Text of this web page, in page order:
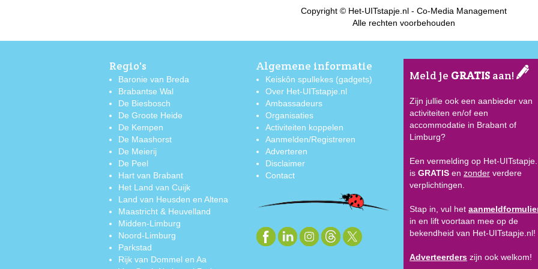
Copyright © Het-UITstapje.nl - Co-Media Management
Alle rechten voorbehouden
Regio's
Baronie van Breda
Brabantse Wal
De Biesbosch
De Groote Heide
De Kempen
De Maashorst
De Meierij
De Peel
Hart van Brabant
Het Land van Cuijk
Land van Heusden en Altena
Maastricht & Heuvelland
Midden-Limburg
Noord-Limburg
Parkstad
Rijk van Dommel en Aa
Algemene informatie
Keiskôn spullekes (gadgets)
Over Het-UITstapje.nl
Ambassadeurs
Organisaties
Activiteiten koppelen
Aanmelden/Registreren
Adverteren
Disclaimer
Contact
Meld je GRATIS aan!
Zijn jullie ook een aanbieder van
activiteiten en/of een
accommodatie in Brabant of
Limburg?
Een vermelding op Het-
is GRATIS en zonder verdere
verplichtingen.
Stap in, vul het
in en lift voortaan mee op de
bekendheid van Het-UITstapje.nl!
Adverteerders zijn ook welkom!